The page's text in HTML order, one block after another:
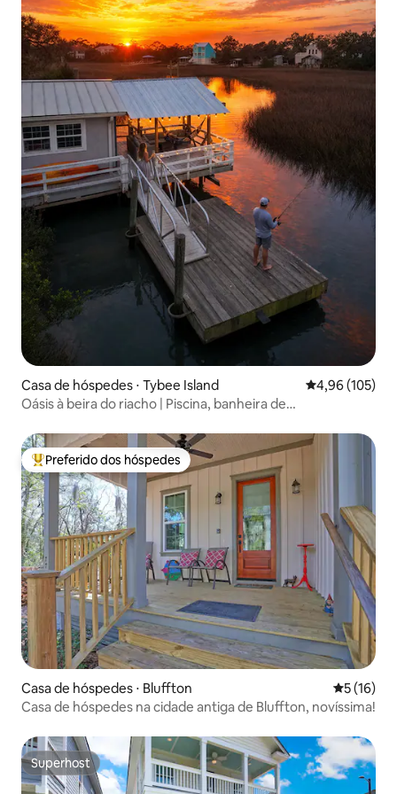
Casa de hóspedes ⋅ Tybee Island 4,96 de uma
4,96 (105)
Oásis à beira do riacho | Piscina, banheira de
Entre os melhores preferidos dos hóspedes
Preferido dos hóspedes
Casa de hóspedes ⋅ Bluffton 5 de uma
5 (16)
Casa de hóspedes na cidade antiga de Bluffton, novíssima!
Superhost
Superhost